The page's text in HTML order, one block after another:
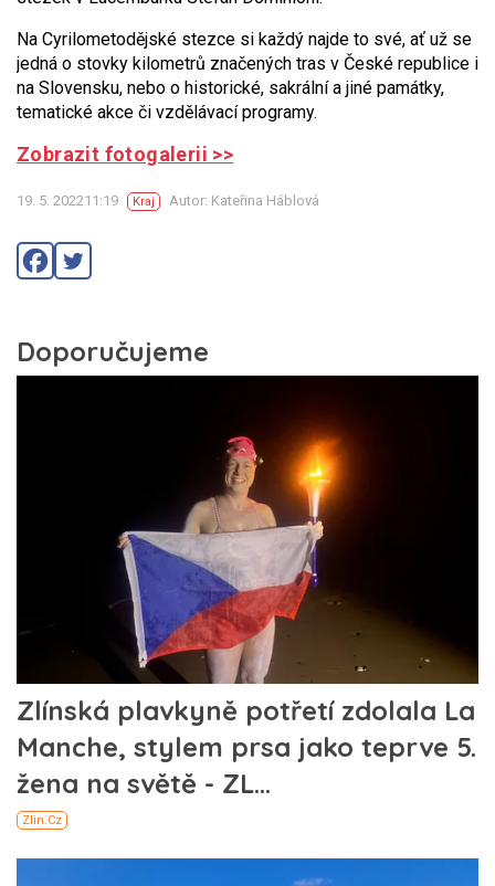
Na Cyrilometodějské stezce si každý najde to své, ať už se
jedná o stovky kilometrů značených tras v České republice i
na Slovensku, nebo o historické, sakrální a jiné památky,
tematické akce či vzdělávací programy.
Zobrazit fotogalerii >>
19. 5. 202211:19 Kraj Autor: Kateřina Háblová